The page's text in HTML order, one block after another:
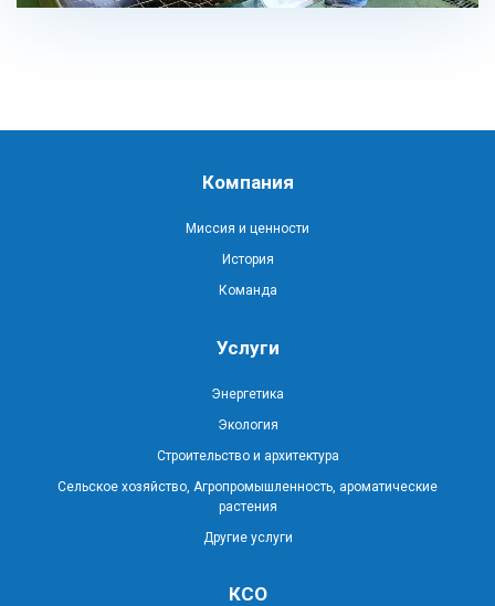
Компания
Миссия и ценности
История
Команда
Услуги
Энергетика
Экология
Строительство и архитектура
Сельское хозяйство, Агропромышленность, ароматические
растения
Другие услуги
КСО